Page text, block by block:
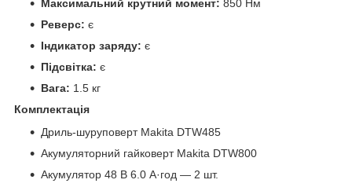
Максимальний крутний момент: 850 Нм
Реверс: є
Індикатор заряду: є
Підсвітка: є
Вага: 1.5 кг
Комплектація
Дриль-шуруповерт Makita DTW485
Акумуляторний гайковерт Makita DTW800
Акумулятор 48 В 6.0 А·год — 2 шт.